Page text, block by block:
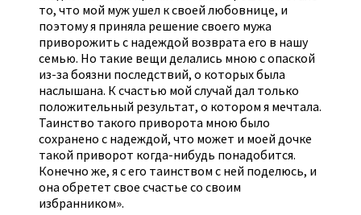
то, что мой муж ушел к своей любовнице, и
поэтому я приняла решение своего мужа
приворожить с надеждой возврата его в нашу
семью. Но такие вещи делались мною с опаской
из-за боязни последствий, о которых была
наслышана. К счастью мой случай дал только
положительный результат, о котором я мечтала.
Таинство такого приворота мною было
сохранено с надеждой, что может и моей дочке
такой приворот когда-нибудь понадобится.
Конечно же, я с его таинством с ней поделюсь, и
она обретет свое счастье со своим
избранником».